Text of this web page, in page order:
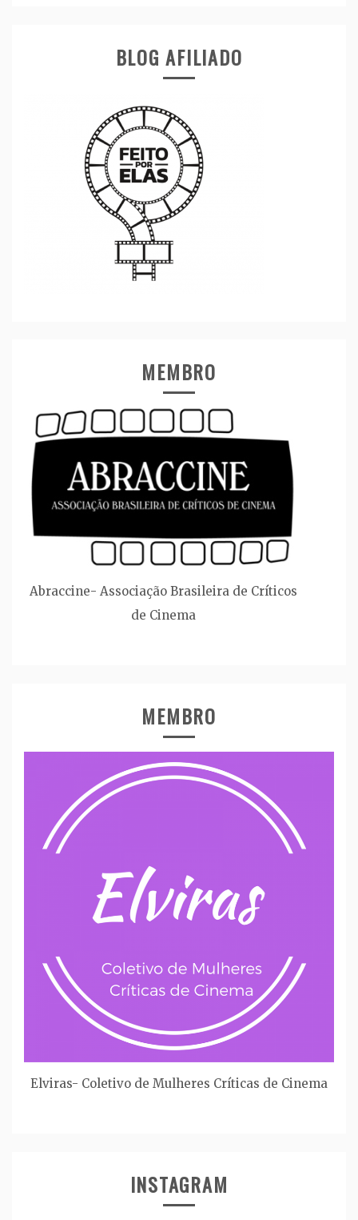
BLOG AFILIADO
MEMBRO
Abraccine- Associação Brasileira de Críticos
de Cinema
MEMBRO
Elviras- Coletivo de Mulheres Críticas de Cinema
INSTAGRAM